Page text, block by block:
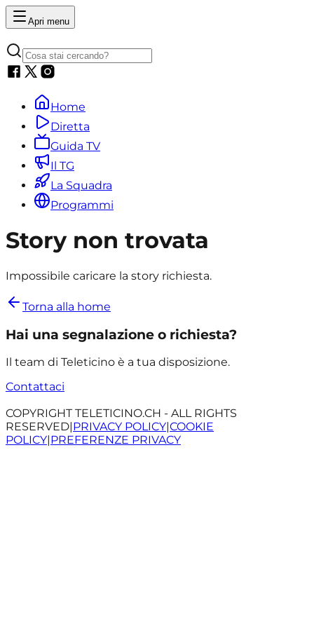
Apri menu
Home
Diretta
Guida TV
Il TG
La Squadra
Programmi
Story non trovata
Impossibile caricare la story richiesta.
Torna alla home
Hai una segnalazione o richiesta?
Il team di Teleticino è a tua disposizione.
Contattaci
COPYRIGHT TELETICINO.CH - ALL RIGHTS
RESERVED|PRIVACY POLICY|COOKIE
POLICY|PREFERENZE PRIVACY